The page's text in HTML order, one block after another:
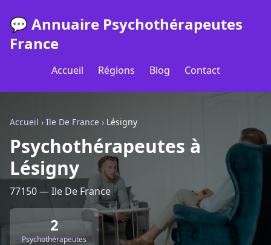
💬 Annuaire Psychothérapeutes
France
Accueil Régions Blog Contact
Accueil › Ile De France › Lésigny
Psychothérapeutes à
Lésigny
77150 — Ile De France
2
Psychothérapeutes